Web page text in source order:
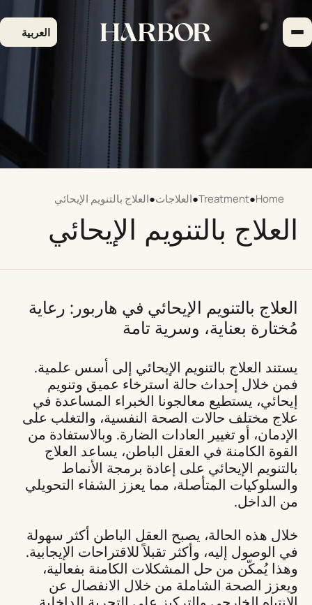
إلى
المحتوى
العربية
Home
●
Treatment
●العلاجات●العلاج بالتنويم الإيحائي
العلاج بالتنويم الإيحائي
العلاج بالتنويم الإيحائي في هاربور: رعاية
مُختارة بعناية، وسرية تامة
يستند العلاج بالتنويم الإيحائي إلى أسس علمية.
فمن خلال إحداث حالة استرخاء عميق وتنويم
إيحائي، يستطيع معالجونا الخبراء المساعدة في
علاج مختلف حالات الصحة النفسية، والتغلب على
الإدمان، أو تغيير العادات الضارة. وبالاستفادة من
القوة الكامنة في العقل الباطن، يساعد العلاج
بالتنويم الإيحائي على إعادة برمجة الأنماط
والسلوكيات المتأصلة، مما يعزز الشفاء التحويلي
من الداخل.
خلال هذه الحالة، يصبح العقل الباطن أكثر سهولة
في الوصول إليه، وأكثر تقبلاً للاقتراحات الإيجابية.
وهذا يُمكّن من حل المشكلات الكامنة بفعالية،
ويعزز الصحة الشاملة من خلال الانفصال عن